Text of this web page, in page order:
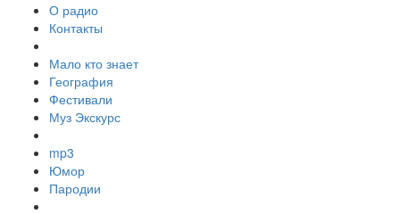
О радио
Контакты
Мало кто знает
География
Фестивали
Муз Экскурс
mp3
Юмор
Пародии